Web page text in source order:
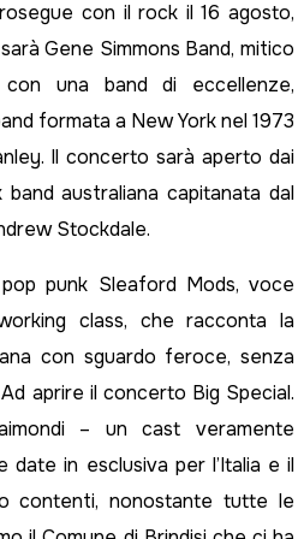
con il rock il 16 agosto,
Gene Simmons Band, mitico
una band di eccellenze,
formata a New York nel 1973
Il concerto sarà aperto dai
australiana capitanata dal
Stockdale.
punk Sleaford Mods, voce
class, che racconta la
con sguardo feroce, senza
aprire il concerto Big Special.
– un cast veramente
date in esclusiva per l’Italia e il
contenti, nonostante tutte le